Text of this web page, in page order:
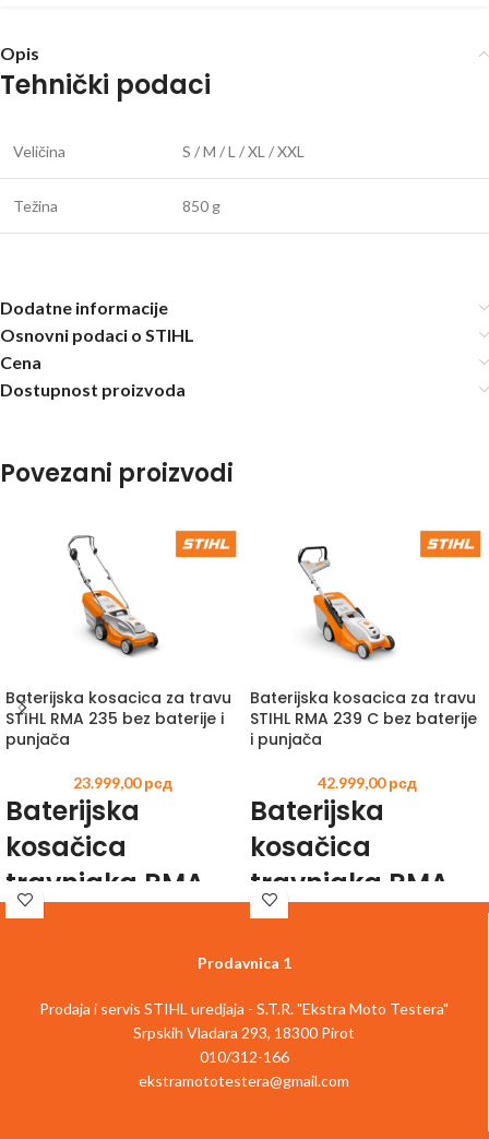
Opis
Tehnički podaci
Veličina S / M / L / XL / XXL
Težina 850 g
Dodatne informacije
Osnovni podaci o STIHL
Cena
Dostupnost proizvoda
Povezani proizvodi
Baterijska kosacica za travu
STIHL RMA 235 bez baterije i
punjača
23.999,00рсд
Baterijska
kosačica
travnjaka RMA
235 u kompletu
standardnim
Baterijska kosacica za travu
STIHL RMA 239 C bez baterije
i punjača
42.999,00рсд
Baterijska
kosačica
travnjaka RMA
239 C : za
efikasno i
uz komfornu
dršku
Prodavnica 1
Prodaja i servis STIHL uredjaja - S.T.R. "Ekstra Moto Testera"
Srpskih Vladara 293, 18300 Pirot
010/312-166
ekstramototestera@gmail.com